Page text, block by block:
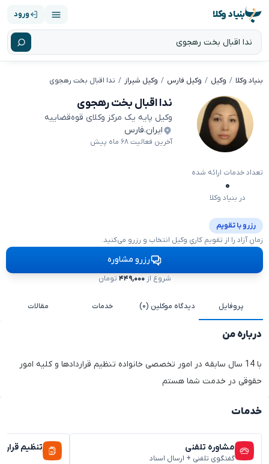
بنیاد وکلا ورود
بنیاد وکلا وکیل وکیل فارس وکیل شیراز ندا اقبال بخت رهجوی
ندا اقبال بخت رهجوی
وکیل پایه یک مرکز وکلای قوه‌قضاییه
ایران،فارس
آخرین فعالیت ۶۸ ماه پیش
تعداد خدمات ارائه شده
۰
در بنیاد وکلا
رزرو با تقویم
زمانِ آزاد را از تقویمِ کاریِ وکیل انتخاب و رزرو می‌کنید.
رزرو مشاوره
شروع از۴۴۹,۰۰۰ تومان
پروفایل دیدگاه موکلین (۰) خدمات مقالات
درباره من
با 14 سال سابقه در امور تخصصی خانواده تنظیم قراردادها و کلیه امور
حقوقی در خدمت شما هستم
خدمات
مشاوره تلفنی
گفتگوی تلفنی + ارسال اسناد
تنظیم